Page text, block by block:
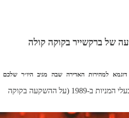
של ברקשייר בקוקה קולה
למהירות האדירה שבה מגיב היו״ר שלכם
- וורן באפט, במכתב השנתי לבעלי המניות ב-1989 (על ההשקעה בקוקה